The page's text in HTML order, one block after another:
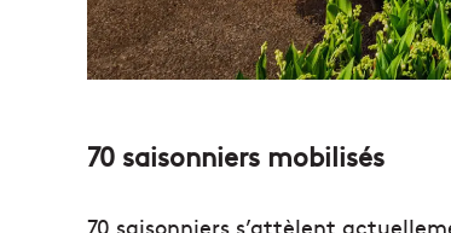
70 saisonniers mobilisés
70 saisonniers s’attèlent